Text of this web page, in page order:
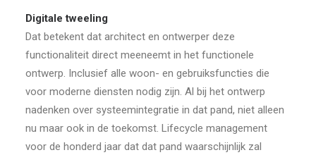
Digitale tweeling
Dat betekent dat architect en ontwerper deze
functionaliteit direct meeneemt in het functionele
ontwerp. Inclusief alle woon- en gebruiksfuncties die
voor moderne diensten nodig zijn. Al bij het ontwerp
nadenken over systeemintegratie in dat pand, niet alleen
nu maar ook in de toekomst. Lifecycle management
voor de honderd jaar dat dat pand waarschijnlijk zal